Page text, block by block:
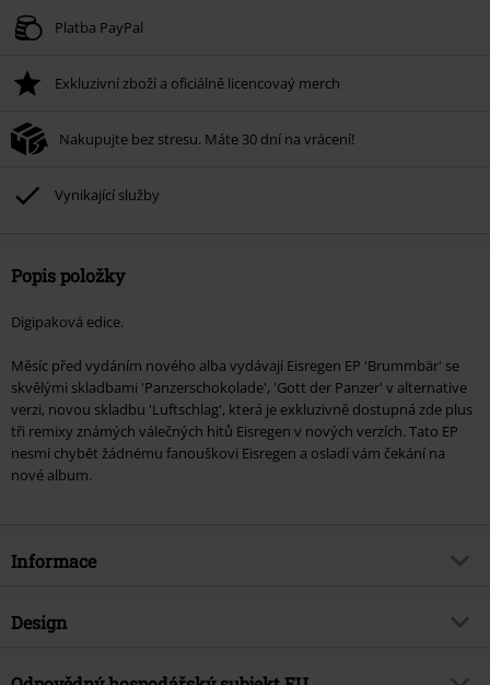
Platba PayPal
Exkluzivní zboží a oficiálně licencovaý merch
Nakupujte bez stresu. Máte 30 dní na vrácení!
Vynikající služby
Popis položky
Digipaková edice.
Měsíc před vydáním nového alba vydávají Eisregen EP 'Brummbär' se
skvělými skladbami 'Panzerschokolade', 'Gott der Panzer' v alternative
verzi, novou skladbu 'Luftschlag', která je exkluzivně dostupná zde plus
tři remixy známých válečných hitů Eisregen v nových verzích. Tato EP
nesmí chybět žádnému fanouškovi Eisregen a osladí vám čekání na
nové album.
Informace
Zboží č.
Design
Typ výrobku
CD